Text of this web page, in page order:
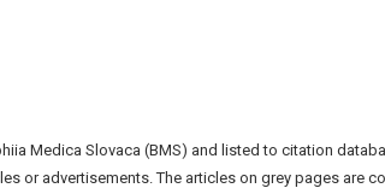
Medica Slovaca (BMS) and listed to citation
or advertisements. The articles on grey pages are